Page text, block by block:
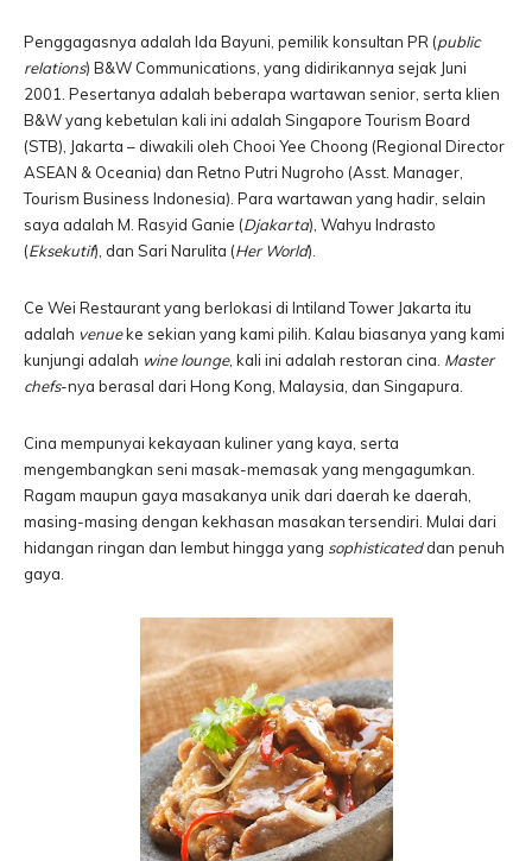
Penggagasnya adalah Ida Bayuni, pemilik konsultan PR (public
relations) B&W Communications, yang didirikannya sejak Juni
2001. Pesertanya adalah beberapa wartawan senior, serta klien
B&W yang kebetulan kali ini adalah Singapore Tourism Board
(STB), Jakarta – diwakili oleh Chooi Yee Choong (Regional Director
ASEAN & Oceania) dan Retno Putri Nugroho (Asst. Manager,
Tourism Business Indonesia). Para wartawan yang hadir, selain
saya adalah M. Rasyid Ganie (Djakarta), Wahyu Indrasto
(Eksekutif), dan Sari Narulita (Her World).
Ce Wei Restaurant yang berlokasi di Intiland Tower Jakarta itu
adalah venueke sekian yang kami pilih. Kalau biasanya yang kami
kunjungi adalah wine lounge, kali ini adalah restoran cina. Master
chefs-nya berasal dari Hong Kong, Malaysia, dan Singapura.
Cina mempunyai kekayaan kuliner yang kaya, serta
mengembangkan seni masak-memasak yang mengagumkan.
Ragam maupun gaya masakanya unik dari daerah ke daerah,
masing-masing dengan kekhasan masakan tersendiri. Mulai dari
hidangan ringan dan lembut hingga yang sophisticateddan penuh
gaya.